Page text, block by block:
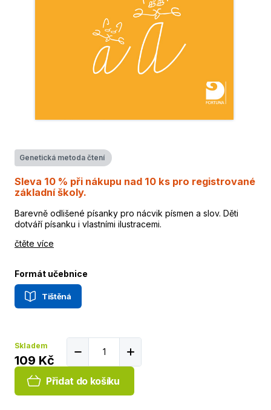
Genetická metoda čtení
Sleva 10 % při nákupu nad 10 ks pro registrované
základní školy.
Barevně odlišené písanky pro nácvik písmen a slov. Děti
dotváří písanku i vlastními ilustracemi.
čtěte více
Formát učebnice
Tištěná
Skladem
109 Kč
Přidat do košíku